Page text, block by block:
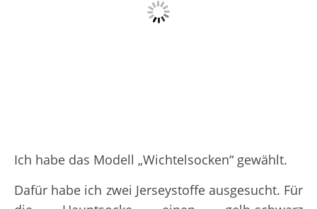
Ich habe das Modell „Wichtelsocken“ gewählt.
Dafür habe ich zwei Jerseystoffe ausgesucht. Für